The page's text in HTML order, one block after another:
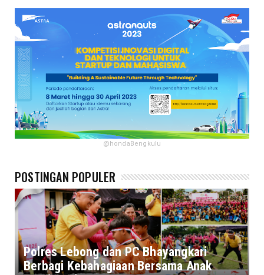
@hondaBengkulu
POSTINGAN POPULER
Polres Lebong dan PC Bhayangkari
Berbagi Kebahagiaan Bersama Anak